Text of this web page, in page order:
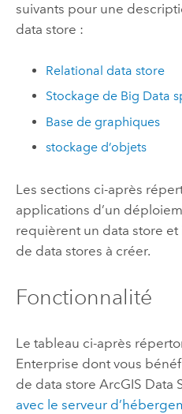
suivants pour une
data store :
Relational data store
Stockage de Big Data
Base de graphiques
stockage d’objets
Les sections ci-après
applications d’un
requièrent un data store
de data stores à créer.
Fonctionnalité
Le tableau ci-après
Enterprise dont vous
de data store ArcGIS Data
avec le serveur